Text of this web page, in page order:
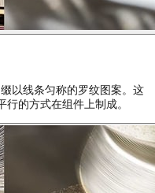
以线条匀称的罗纹图案。这
的方式在组件上制成。